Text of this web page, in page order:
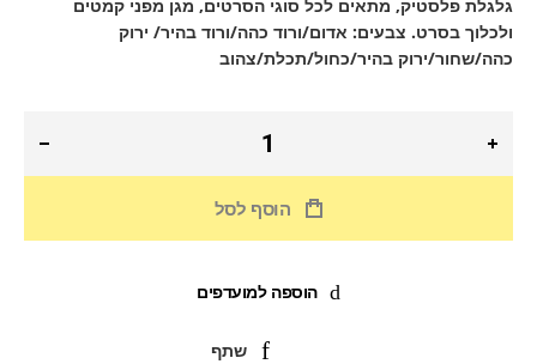
גלגלת פלסטיק, מתאים לכל סוגי הסרטים, מגן מפני קמטים
ולכלוך בסרט. צבעים: אדום/ורוד כהה/ורוד בהיר/ ירוק
כהה/שחור/ירוק בהיר/כחול/תכלת/צהוב
הוסף לסל
הוספה למועדפים
שתף